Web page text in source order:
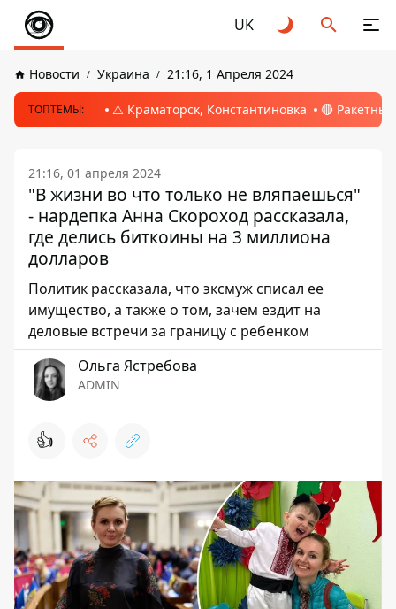
UK
Новости Украина 21:16, 1 Апреля 2024
ТОПТЕМЫ: ⚠️ Краматорск, Константиновка 🔴
21:16, 01 апреля 2024
"В жизни во что только не вляпаешься"
- нардепка Анна Скороход рассказала,
где делись биткоины на 3 миллиона
долларов
Политик рассказала, что эксмуж списал ее
имущество, а также о том, зачем ездит на
деловые встречи за границу с ребенком
Ольга Ястребова
ADMIN
👍